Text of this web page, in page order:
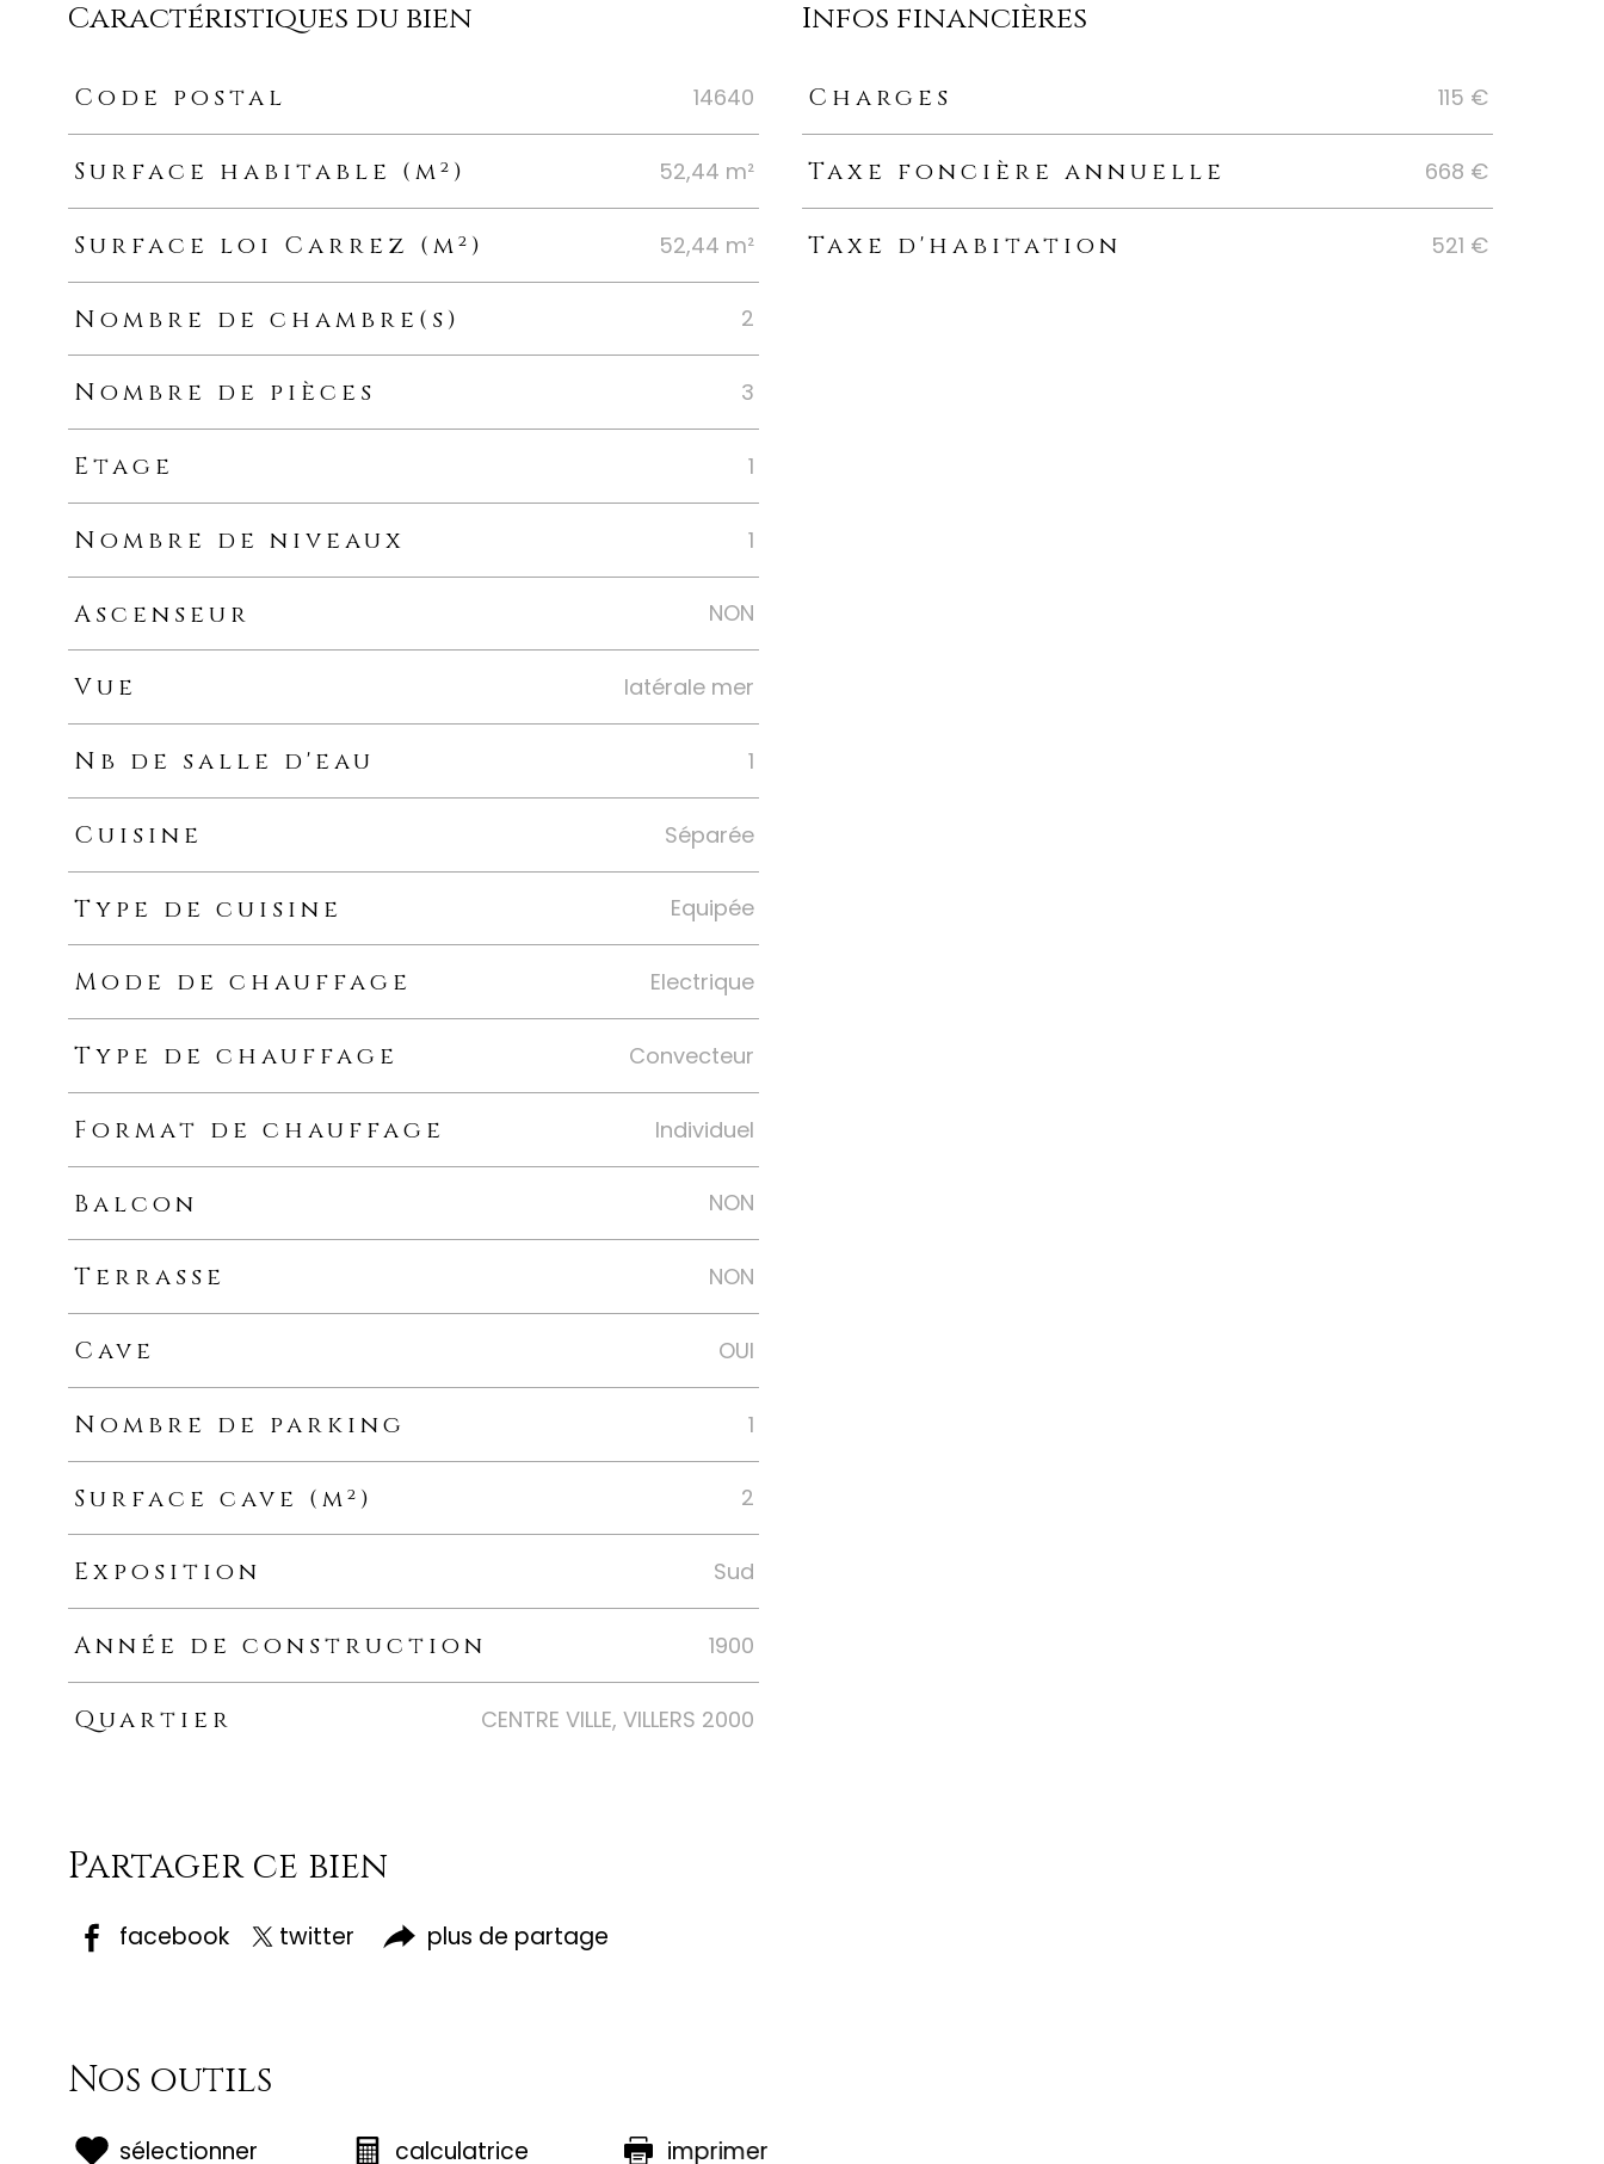
Caractéristiques du bien
Caractéristiques Valeurs
Code postal 14640
Surface habitable (m²) 52,44 m²
Surface loi Carrez (m²) 52,44 m²
Nombre de chambre(s) 2
Nombre de pièces 3
Etage 1
Nombre de niveaux 1
Ascenseur NON
Vue latérale mer
Nb de salle d'eau 1
Cuisine Séparée
Type de cuisine Equipée
Mode de chauffage Electrique
Type de chauffage Convecteur
Format de chauffage Individuel
Balcon NON
Terrasse NON
Cave OUI
Nombre de parking 1
Surface cave (m²) 2
Exposition Sud
Année de construction 1900
Quartier CENTRE VILLE, VILLERS 2000
Infos financières
Caractéristiques
Charges 115 €
Taxe foncière annuelle 668 €
Taxe d'habitation 521 €
Partager ce bien
facebook twitter plus de partage
Nos outils
sélectionner calculatrice imprimer